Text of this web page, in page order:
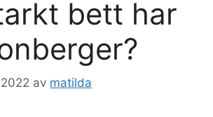
bett har
av matilda